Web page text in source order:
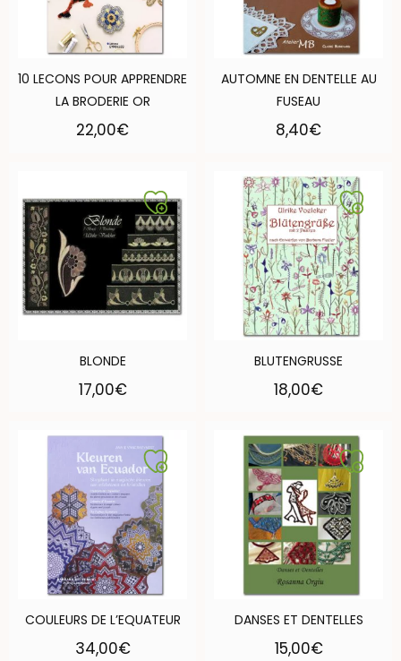
10 LECONS POUR APPRENDRE
LA BRODERIE OR
22,00€
AUTOMNE EN DENTELLE AU
FUSEAU
8,40€
BLONDE
17,00€
BLUTENGRUSSE
18,00€
COULEURS DE L’EQUATEUR
34,00€
DANSES ET DENTELLES
15,00€